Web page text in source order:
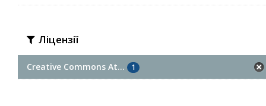
Ліцензії
Creative Commons At... 1